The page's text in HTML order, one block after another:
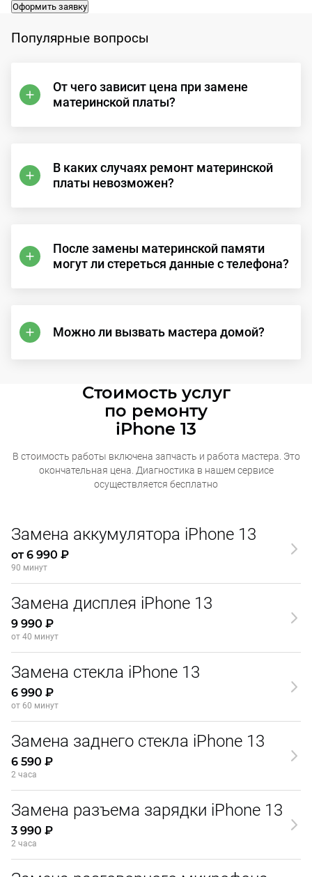
Оформить заявку
Популярные вопросы
От чего зависит цена при замене
материнской платы?
В каких случаях ремонт материнской
платы невозможен?
После замены материнской памяти
могут ли стереться данные с телефона?
Можно ли вызвать мастера домой?
Стоимость услуг
по ремонту
iPhone 13
В стоимость работы включена запчасть и работа мастера. Это
окончательная цена. Диагностика в нашем сервисе
осуществляется бесплатно
Замена аккумулятора iPhone 13
от 6 990 ₽
90 минут
Замена дисплея iPhone 13
9 990 ₽
от 40 минут
Замена стекла iPhone 13
6 990 ₽
от 60 минут
Замена заднего стекла iPhone 13
6 590 ₽
2 часа
Замена разъема зарядки iPhone 13
3 990 ₽
2 часа